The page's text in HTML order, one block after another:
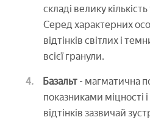
складі велику
Серед характерних
відтінків світлих і
всієї гранули.
Базальт - магматична
показниками міцності
відтінків зазвичай